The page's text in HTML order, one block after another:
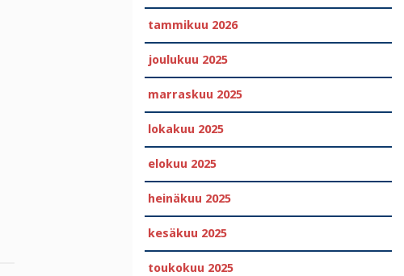
tammikuu 2026
joulukuu 2025
marraskuu 2025
lokakuu 2025
elokuu 2025
heinäkuu 2025
kesäkuu 2025
toukokuu 2025